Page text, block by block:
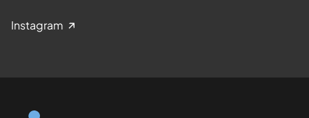
Instagram